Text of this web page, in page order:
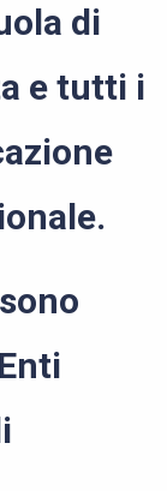
di
e tutti i